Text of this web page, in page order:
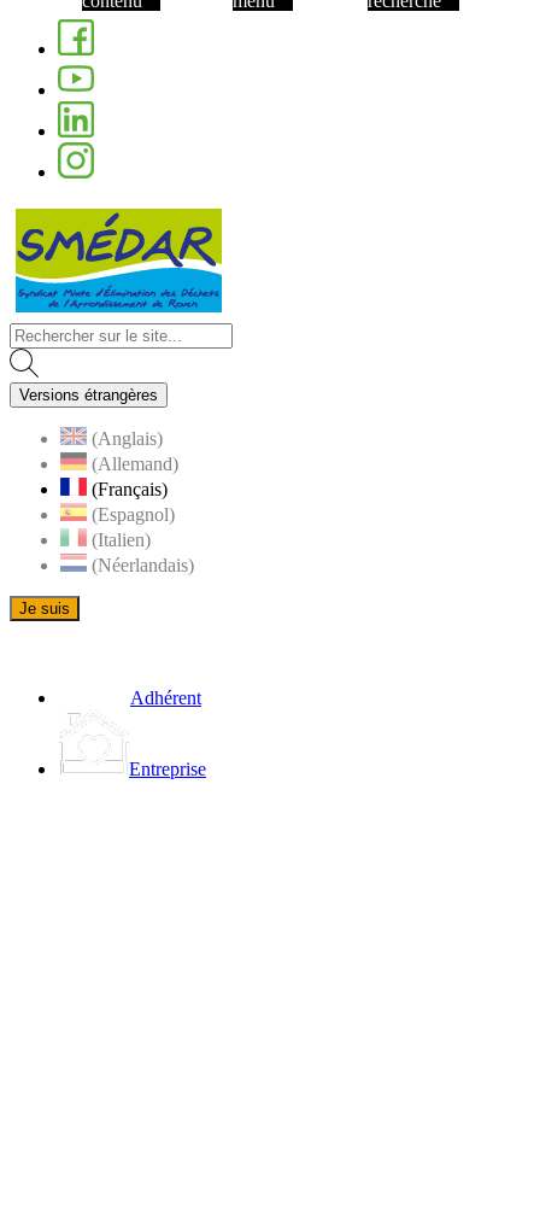
Facebook
Youtube
Linkedin
Instagram
Versions étrangères
(Anglais)
(Allemand)
(Français)
(Espagnol)
(Italien)
(Néerlandais)
Je suis
Adhérent
Entreprise